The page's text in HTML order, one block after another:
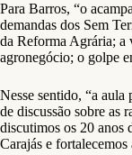
Para Barros, “o
demandas dos Sem
da Reforma Agrária; a
agronegócio; o golpe
Nesse sentido, “a
de discussão sobre as
discutimos os 20 anos
Carajás e